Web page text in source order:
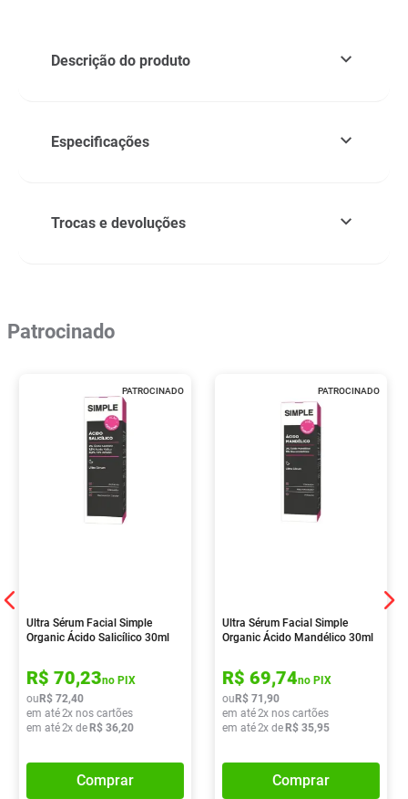
Descrição do produto
Especificações
Trocas e devoluções
Patrocinado
PATROCINADO
Ultra Sérum Facial Simple
Organic Ácido Salicílico 30ml
R$ 70,23no PIX
ou R$ 72,40
em até2x nos cartões
em até2x de R$ 36,20
Comprar
PATROCINADO
Ultra Sérum Facial Simple
Organic Ácido Mandélico 30ml
R$ 69,74no PIX
ou R$ 71 ,90
em até2x nos cartões
em até2x de R$ 35,95
Comprar